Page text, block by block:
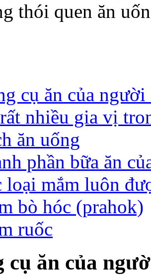
thói quen ăn
cụ ăn của
nhiều gia vị
ăn uống
phần bữa ăn
loại mắm luôn
bò hóc (prahok)
ruốc
cụ ăn của